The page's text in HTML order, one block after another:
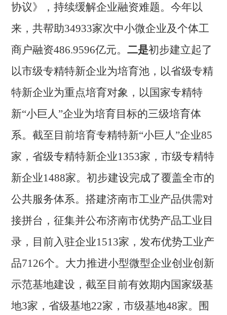
协议》，持续缓解企业融资难题。今年以
来，共帮助34933家次中小微企业及个体工
商户融资486.9596亿元。 二是初步建立起了
以市级专精特新企业为培育池，以省级专精
特新企业为重点培育对象，以国家专精特
新“小巨人”企业为培育目标的三级培育体
系。截至目前培育专精特新“小巨人”企业85
家，省级专精特新企业1353家，市级专精特
新企业1488家。 初步建设完成了覆盖全市的
公共服务体系。 搭建济南市工业产品供需对
接拼台，征集并公布济南市优势产品工业目
录，目前入驻企业1513家，发布优势工业产
品7126个。 大力推进小型微型企业创业创新
示范基地建设，截至目前有效期内国家级基
地3家，省级基地22家，市级基地48家。围